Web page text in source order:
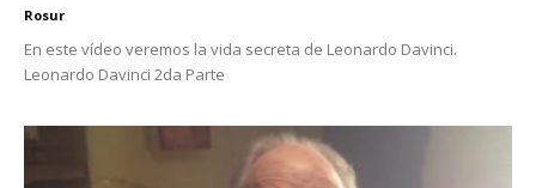
Rosur
En este vídeo veremos la vida secreta de Leonardo Davinci.
Leonardo Davinci 2da Parte